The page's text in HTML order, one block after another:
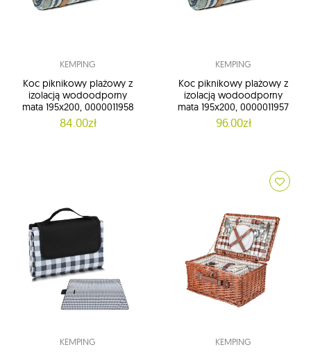
KEMPING
Koc piknikowy plażowy z
izolacją wodoodporny
mata 195x200, 0000011958
84.00zł
KEMPING
Koc piknikowy plażowy z
izolacją wodoodporny
mata 195x200, 0000011957
96.00zł
KEMPING KEMPING